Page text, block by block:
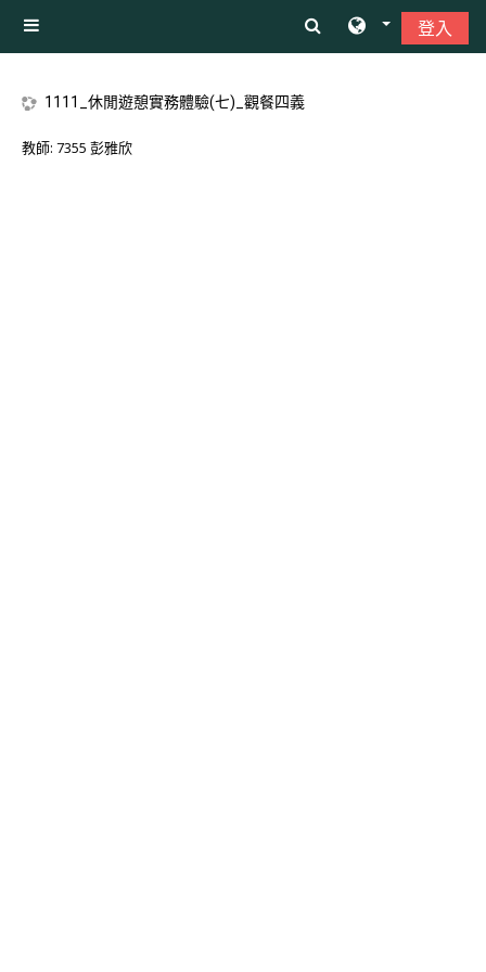
側板
登入
1111_休閒遊憩實務體驗(七)_觀餐四義
教師: 7355 彭雅欣